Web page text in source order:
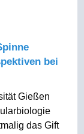
bei
Gießen
das Gift